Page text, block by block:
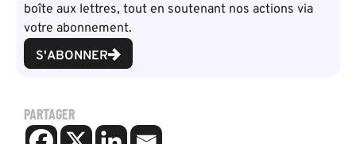
boîte aux lettres, tout en soutenant nos actions via
votre abonnement.
S'ABONNER
PARTAGER